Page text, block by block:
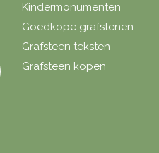
Kindermonumenten
Goedkope grafstenen
Grafsteen teksten
Grafsteen kopen